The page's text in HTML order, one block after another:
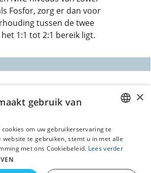
Fosfor, zorg er dan voor
tussen de twee
1:1 tot 2:1 bereik ligt.
software.
GERMAN
gebruik van
om uw gebruikerservaring te
te gebruiken, stemt u in met alle
met ons Cookiebeleid. Lees verder